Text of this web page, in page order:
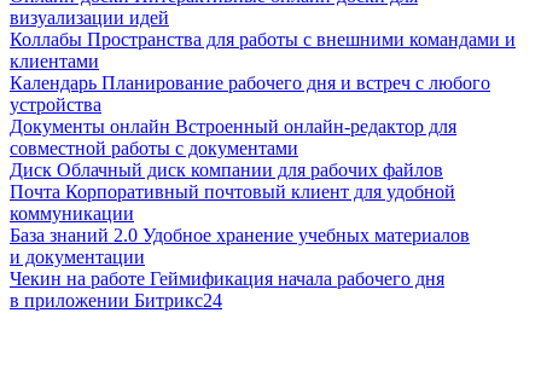
визуализации идей
Коллабы Пространства для работы с внешними командами и
клиентами
Календарь Планирование рабочего дня и встреч с любого
устройства
Документы онлайн Встроенный онлайн-редактор для
совместной работы с документами
Диск Облачный диск компании для рабочих файлов
Почта Корпоративный почтовый клиент для удобной
коммуникации
База знаний 2.0 Удобное хранение учебных материалов
и документации
Чекин на работе Геймификация начала рабочего дня
в приложении Битрикс24